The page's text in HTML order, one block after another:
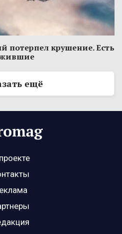
потерпел крушение. Есть
ещё